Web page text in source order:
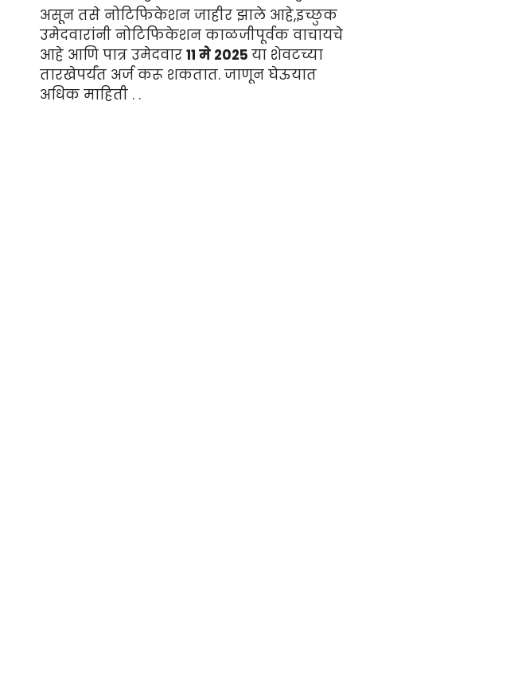
असून तसे नोटिफिकेशन जाहीर झाले आहे,इच्छुक
उमेदवारांनी नोटिफिकेशन काळजीपूर्वक वाचायचे
आहे आणि पात्र उमेदवार 11 मे 2025 या शेवटच्या
तारखेपर्यंत अर्ज करू शकतात. जाणून घेऊयात
अधिक माहिती . .